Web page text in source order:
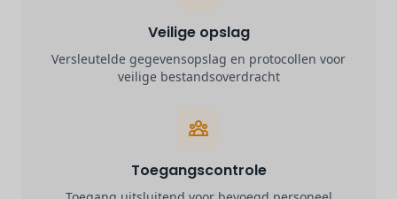
Veilige opslag
Versleutelde gegevensopslag en protocollen voor
veilige bestandsoverdracht
Toegangscontrole